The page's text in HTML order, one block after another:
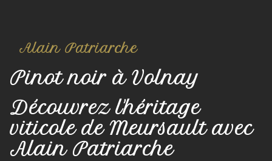
Alain Patriarche
Pinot noir à Volnay
Découvrez l'héritage
viticole de Meursault avec
Alain Patriarche